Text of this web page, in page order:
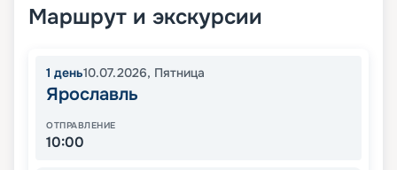
Маршрут и экскурсии
1 день10.07.2026, Пятница
Ярославль
ОТПРАВЛЕНИЕ
10:00